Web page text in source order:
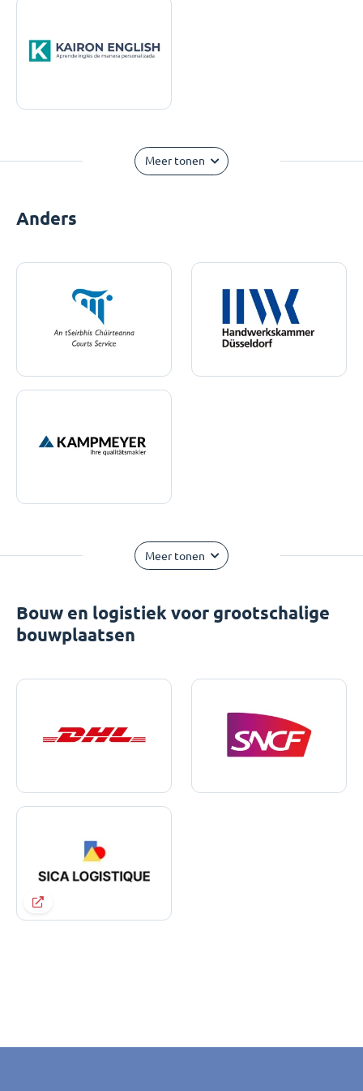
Meer tonen
Anders
Meer tonen
Bouw en logistiek voor grootschalige
bouwplaatsen